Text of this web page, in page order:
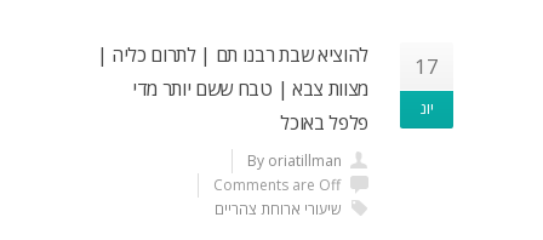
17
יונ
להוציא שבת רבנו תם | לתרום כליה |
מצוות צבא | טבח ששם יותר מדי
פלפל באוכל
By oriatillman
Comments are Off
שיעורי ארוחת צהריים